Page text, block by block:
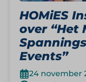
HOMiES
over “Het
Events”
24 november